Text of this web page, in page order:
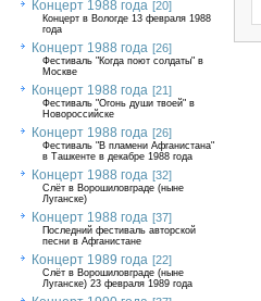
Концерт 1988 года [20]
Концерт в Вологде 13 февраля 1988
года
Концерт 1988 года [26]
Фестиваль "Когда поют солдаты" в
Москве
Концерт 1988 года [21]
Фестиваль "Огонь души твоей" в
Новороссийске
Концерт 1988 года [26]
Фестиваль "В пламени Афганистана"
в Ташкенте в декабре 1988 года
Концерт 1988 года [32]
Слёт в Ворошиловграде (ныне
Луганске)
Концерт 1988 года [37]
Последний фестиваль авторской
песни в Афганистане
Концерт 1989 года [22]
Слёт в Ворошиловграде (ныне
Луганске) 23 февраля 1989 года